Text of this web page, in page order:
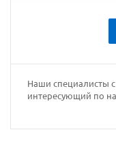
Наши специалисты
интересующий по